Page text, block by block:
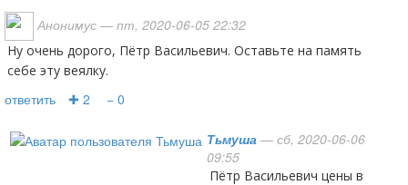
Анонимус — пт, 2020-06-05 22:32
Ну очень дорого, Пётр Васильевич. Оставьте на память
себе эту веялку.
ответить ✚ 2 − 0
Тьмуша — сб, 2020-06-06
09:55
Пётр Васильевич цены в